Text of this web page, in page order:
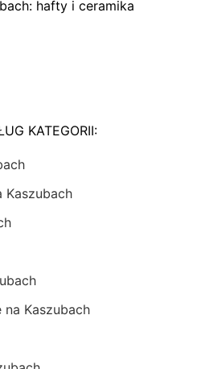
hafty i ceramika
KATEGORII:
na Kaszubach